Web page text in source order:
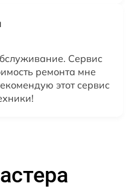
Сервис
ремонта мне
этот сервис